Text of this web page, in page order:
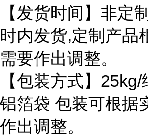
【发货时间】非定
时内发货,定制产品
需要作出调整。
【包装方式】 25kg/
铝箔袋 包装可根据
作出调整。